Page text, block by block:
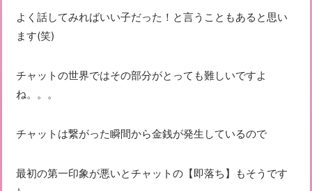
よく話してみればいい子だった！と言うこともあると思い
ます(笑)
チャットの世界ではその部分がとっても難しいですよ
ね。。。
チャットは繋がった瞬間から金銭が発生しているので
最初の第一印象が悪いとチャットの【即落ち】もそうです